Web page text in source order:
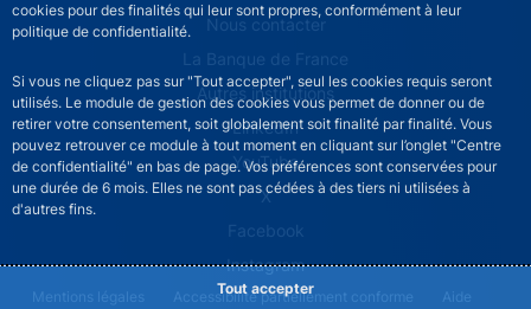
cookies pour des finalités qui leur sont propres, conformément à leur
politique de confidentialité.
Si vous ne cliquez pas sur "Tout accepter", seul les cookies requis seront
utilisés. Le module de gestion des cookies vous permet de donner ou de
retirer votre consentement, soit globalement soit finalité par finalité. Vous
pouvez retrouver ce module à tout moment en cliquant sur l’onglet "Centre
de confidentialité" en bas de page. Vos préférences sont conservées pour
une durée de 6 mois. Elles ne sont pas cédées à des tiers ni utilisées à
d'autres fins.
Tout accepter
ACPR footer secondary menu (French)
Nous contacter
La Banque de France
Autres institutions
LinkedIn
YouTube
X
Facebook
Instagram
ACPR footer legal notice menu
Mentions légales Accessibilité partiellement conforme Aide